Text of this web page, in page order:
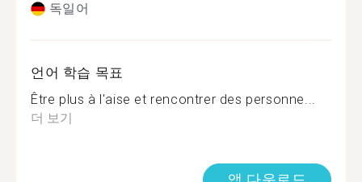
독일어
언어 학습 목표
Être plus à l'aise et rencontrer des personne...
더 보기